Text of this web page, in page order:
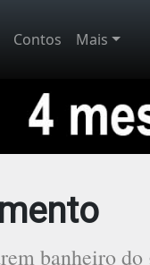
Contos Mais
banheiro